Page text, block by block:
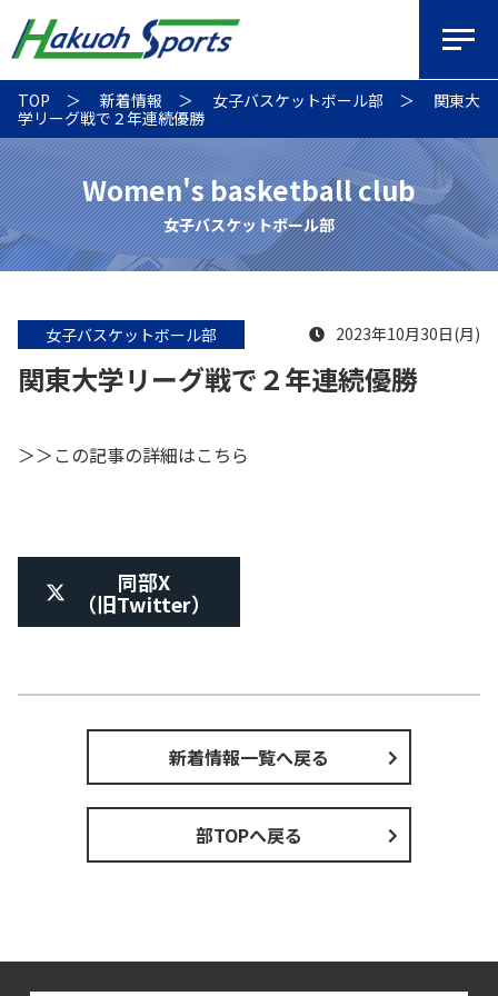
TOP 新着情報 女子バスケットボール部
関東大
学リーグ戦で２年連続優勝
Women's basketball club
女子バスケットボール部
女子バスケットボール部 2023年10月30日(月)
関東大学リーグ戦で２年連続優勝
＞＞この記事の詳細はこちら
同部X
（旧Twitter）
新着情報一覧へ戻る
部TOPへ戻る